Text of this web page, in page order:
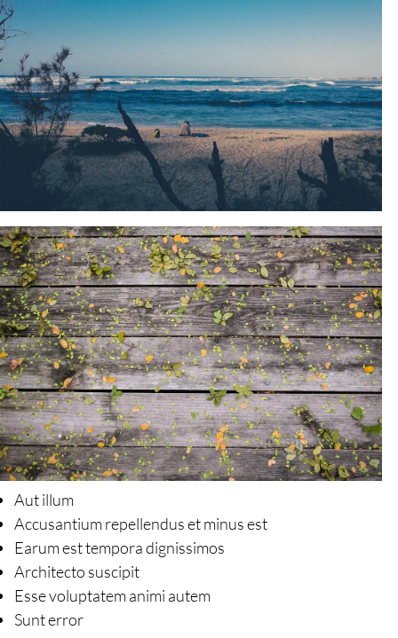
Aut illum
Accusantium repellendus et minus est
Earum est tempora dignissimos
Architecto suscipit
Esse voluptatem animi autem
Sunt error